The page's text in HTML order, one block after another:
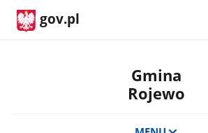
gov.pl
Gmina
Rojewo